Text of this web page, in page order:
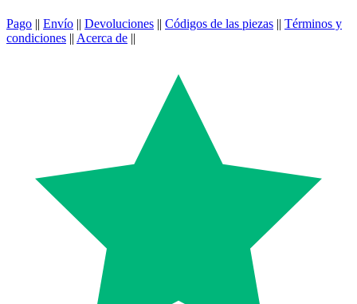
Pago || Envío || Devoluciones || Códigos de las piezas || Términos y
condiciones || Acerca de ||